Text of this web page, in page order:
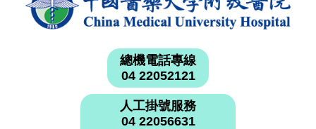
總機電話專線
04 22052121
人工掛號服務
04 22056631